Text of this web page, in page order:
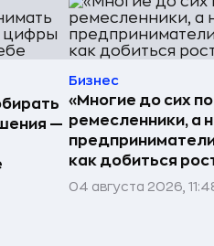
—
Бизнес
«Многие до сих
ремесленники, а
как добиться
04 августа 2026,